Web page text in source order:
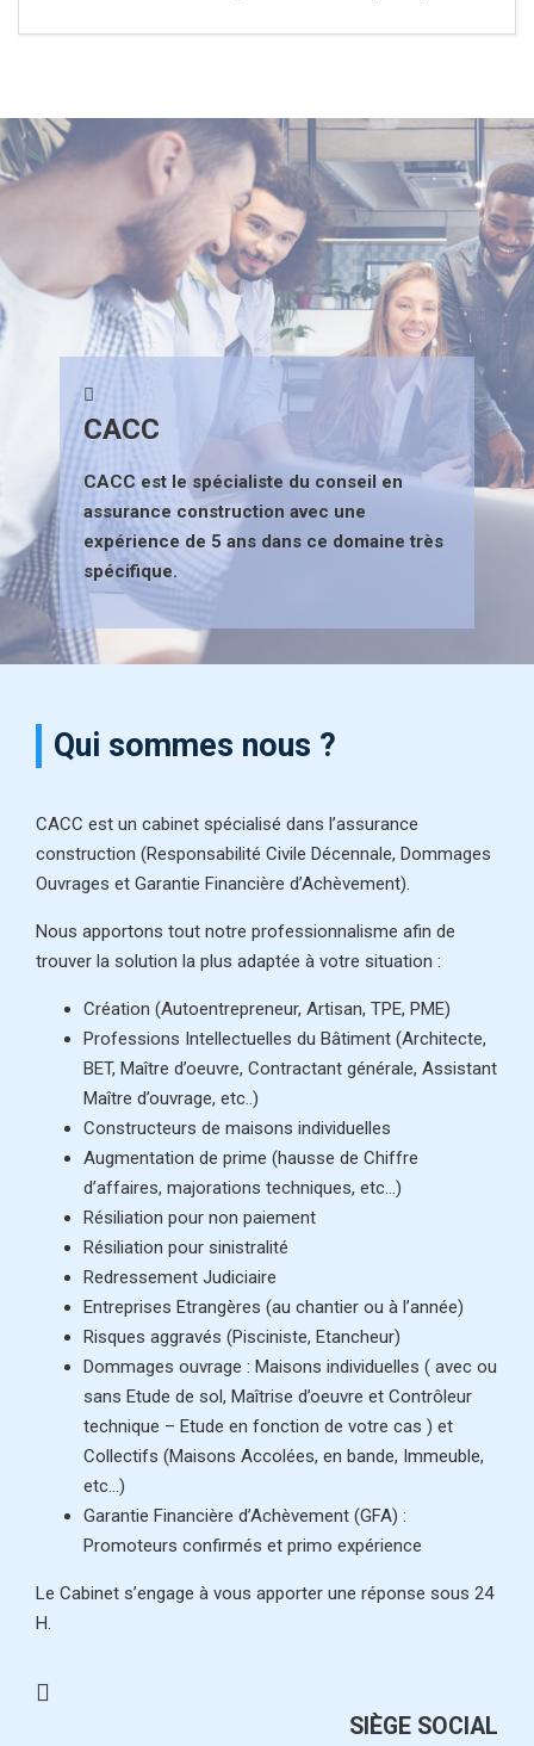
CACC
CACC est le spécialiste du conseil en
assurance construction avec une
expérience de 5 ans dans ce domaine très
spécifique.
Qui sommes nous ?
CACC est un cabinet spécialisé dans l’assurance
construction (Responsabilité Civile Décennale, Dommages
Ouvrages et Garantie Financière d’Achèvement).
Nous apportons tout notre professionnalisme afin de
trouver la solution la plus adaptée à votre situation :
Création (Autoentrepreneur, Artisan, TPE, PME)
Professions Intellectuelles du Bâtiment (Architecte,
BET, Maître d’oeuvre, Contractant générale, Assistant
Maître d’ouvrage, etc..)
Constructeurs de maisons individuelles
Augmentation de prime (hausse de Chiffre
d’affaires, majorations techniques, etc…)
Résiliation pour non paiement
Résiliation pour sinistralité
Redressement Judiciaire
Entreprises Etrangères (au chantier ou à l’année)
Risques aggravés (Pisciniste, Etancheur)
Dommages ouvrage : Maisons individuelles ( avec ou
sans Etude de sol, Maîtrise d’oeuvre et Contrôleur
technique – Etude en fonction de votre cas ) et
Collectifs (Maisons Accolées, en bande, Immeuble,
etc…)
Garantie Financière d’Achèvement (GFA) :
Promoteurs confirmés et primo expérience
Le Cabinet s’engage à vous apporter une réponse sous 24
H.
SIÈGE SOCIAL